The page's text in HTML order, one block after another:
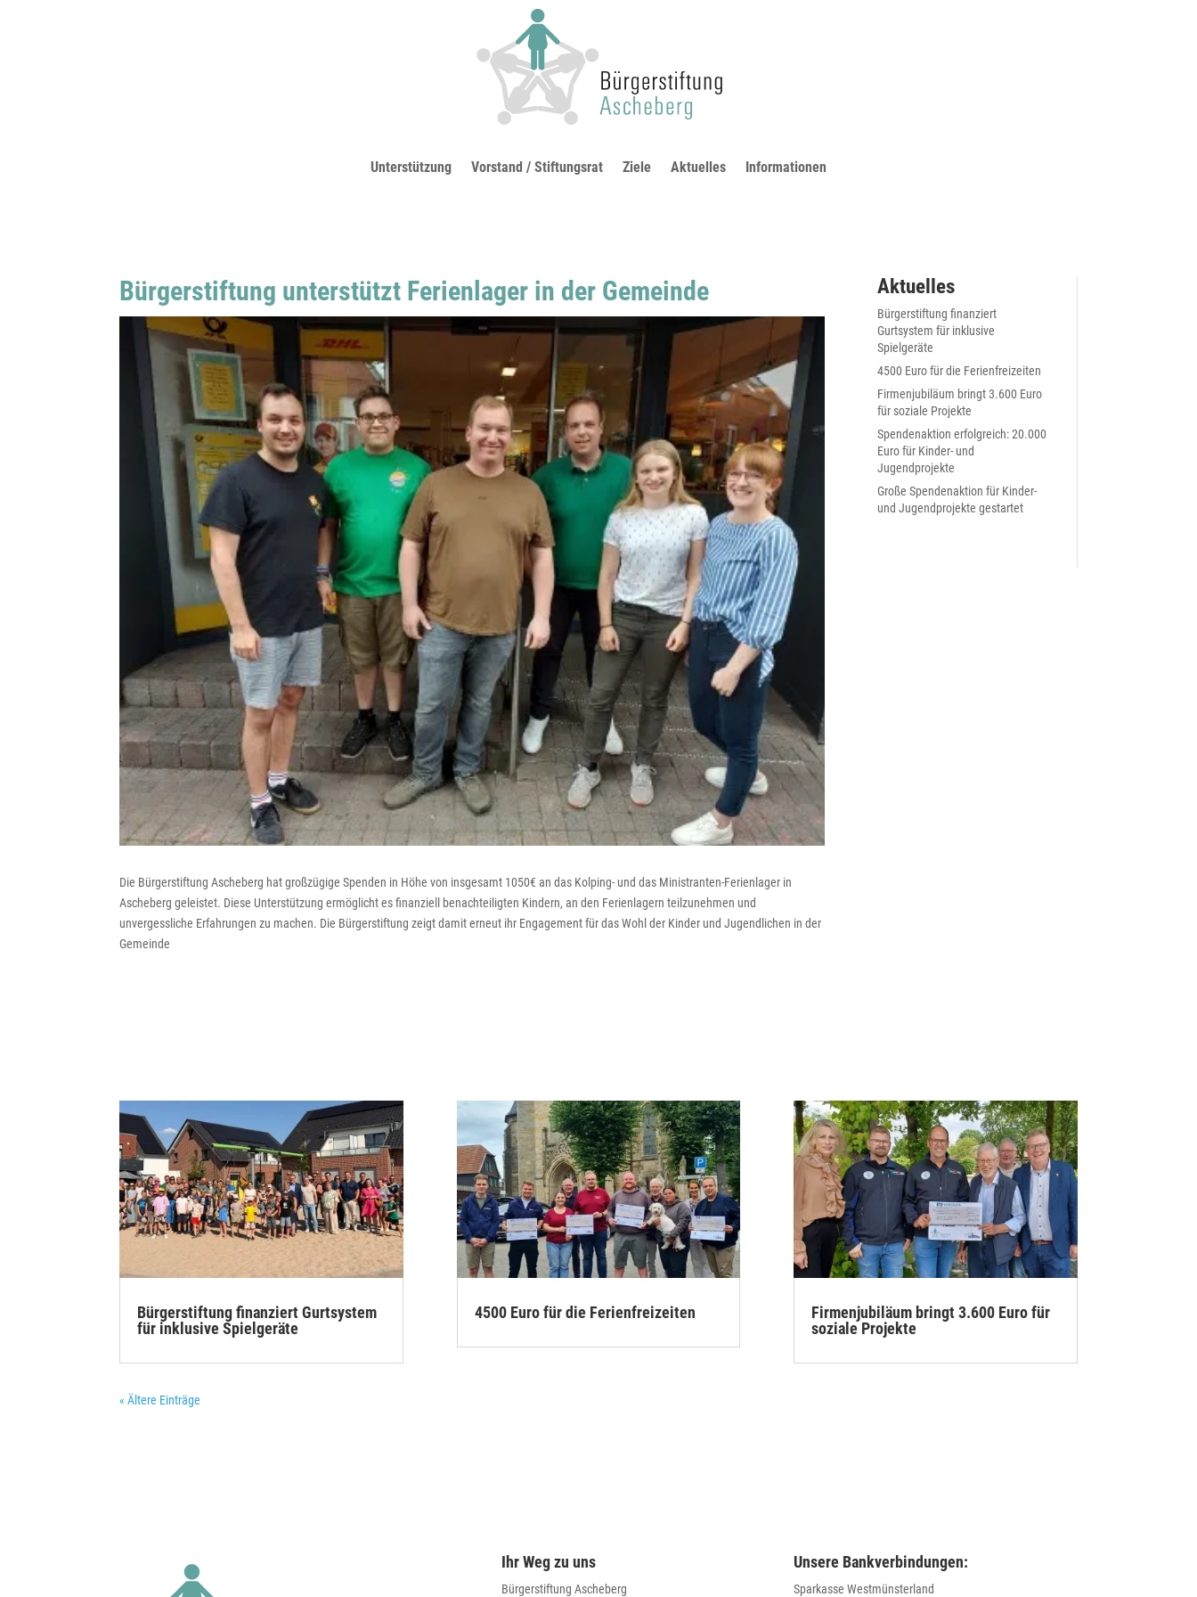
Unterstützung Vorstand / Stiftungsrat Ziele Aktuelles Informationen
Bürgerstiftung unterstützt Ferienlager in der Gemeinde
Die Bürgerstiftung Ascheberg hat großzügige Spenden in Höhe von insgesamt 1050€ an das Kolping- und das Ministranten-Ferienlager in
Ascheberg geleistet. Diese Unterstützung ermöglicht es finanziell benachteiligten Kindern, an den Ferienlagern teilzunehmen und
unvergessliche Erfahrungen zu machen. Die Bürgerstiftung zeigt damit erneut ihr Engagement für das Wohl der Kinder und Jugendlichen in der
Gemeinde
Aktuelles
Bürgerstiftung finanziert
Gurtsystem für inklusive
Spielgeräte
4500 Euro für die Ferienfreizeiten
Firmenjubiläum bringt 3.600 Euro
für soziale Projekte
Spendenaktion erfolgreich: 20.000
Euro für Kinder- und
Jugendprojekte
Große Spendenaktion für Kinder-
und Jugendprojekte gestartet
Bürgerstiftung finanziert Gurtsystem
für inklusive Spielgeräte
4500 Euro für die Ferienfreizeiten
Firmenjubiläum bringt 3.600 Euro für
soziale Projekte
« Ältere Einträge
Ihr Weg zu uns
Bürgerstiftung Ascheberg
Unsere Bankverbindungen:
Sparkasse Westmünsterland